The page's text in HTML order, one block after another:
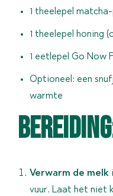
1 theelepel
1 theelepel honing
1 eetlepel Go Now
Optioneel: een
warmte
Verwarm de melk
vuur. Laat het niet